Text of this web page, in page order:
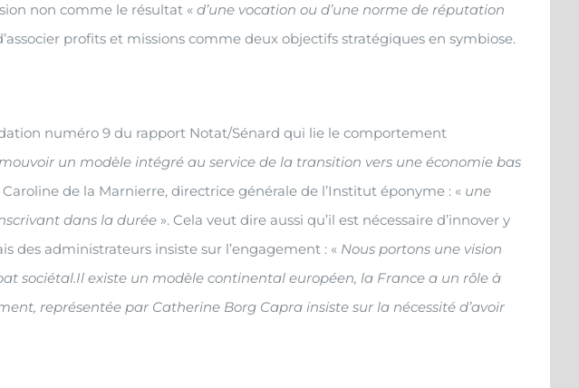
non comme le résultat « d’une vocation ou d’une norme de réputation
profits et missions comme deux objectifs stratégiques en symbiose.
numéro 9 du rapport Notat/Sénard qui lie le comportement
un modèle intégré au service de la transition vers une économie bas
de la Marnierre, directrice générale de l’Institut éponyme : « une
dans la durée ». Cela veut dire aussi qu’il est nécessaire d’innover y
des administrateurs insiste sur l’engagement : « Nous portons une vision
sociétal.Il existe un modèle continental européen, la France a un rôle à
représentée par Catherine Borg Capra insiste sur la nécessité d’avoir